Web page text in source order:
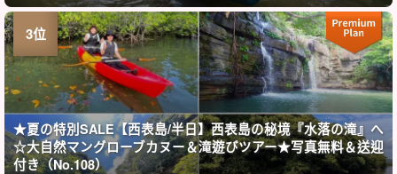
★夏の特別SALE【西表島/半日】西表島の秘境『水落の滝』へ
☆大自然マングローブカヌー＆滝遊びツアー★写真無料＆送迎
付き（No.108）